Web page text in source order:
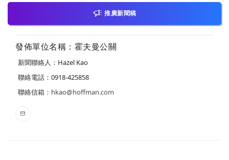
推廣新聞稿
發佈單位名稱：霍夫曼公關
新聞聯絡人：Hazel Kao
聯絡電話：0918-425858
聯絡信箱： hkao@hoffman.com